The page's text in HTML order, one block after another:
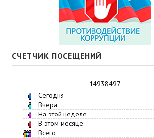
СЧЕТЧИК ПОСЕЩЕНИЙ
14938497
Сегодня
Вчера
На этой неделе
В этом месяце
Всего